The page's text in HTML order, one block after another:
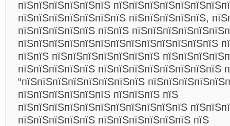
пїЅпїЅпїЅпїЅпїЅпїЅ
пїЅпїЅпїЅпїЅпїЅпїЅпїЅ пїЅпїЅпїЅпїЅпїЅ,
пїЅпїЅпїЅпїЅпїЅ пїЅпїЅ
пїЅпїЅпїЅпїЅпїЅпїЅпїЅпїЅпїЅпїЅпїЅпїЅпїЅ
пїЅпїЅ пїЅпїЅпїЅпїЅпїЅпїЅпїЅ
пїЅпїЅпїЅпїЅпїЅ пїЅпїЅпїЅпїЅпїЅпїЅпїЅпїЅ
“пїЅпїЅпїЅпїЅпїЅпїЅпїЅпїЅ
пїЅпїЅпїЅпїЅпїЅпїЅ пїЅпїЅпїЅ пїЅ
пїЅпїЅпїЅпїЅпїЅпїЅпїЅпїЅпїЅпїЅпїЅ
пїЅпїЅпїЅпїЅпїЅ пїЅпїЅпїЅпїЅпїЅпїЅ пїЅ